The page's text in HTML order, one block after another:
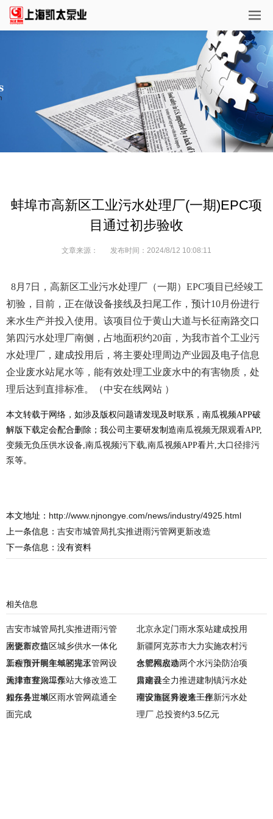
蚌埠市高新区工业污水处理厂(一期)EPC项
目通过初步验收
文章来源： 发布时间： 2024/8/12 10:08:11
8月7日，高新区工业污水处理厂（一期）EPC项目已经竣工
初验，目前，正在做设备接线及扫尾工作，预计10月份进行
来水生产并投入使用。该项目位于黄山大道与长征南路交口
第四污水处理厂南侧，占地面积约20亩，为我市首个工业污
水处理厂，建成投用后，将主要处理周边产业园及电子信息
企业废水站尾水等，能有效处理工业废水中的有害物质，处
理后达到直排标准。（中安在线网站 ）
本文转载于网络，如涉及版权问题请发现及时联系，南瓜视频APP破
解版下载定会配合删除；我公司主要研发制造南瓜视频无限观看APP,
变频无负压供水设备,南瓜视频污下载,南瓜视频APP看片,大口径排污
泵等。
本文地址： http://www.njnongye.com/news/industry/4925.html
上一条信息： 吉安市城管局扎实推进雨污管网更新改造
下一条信息：没有资料
相关信息
吉安市城管局扎实推进雨污管
网更新改造
北京永定门雨水泵站建成投用
上饶市广信区城乡供水一体化
工程预计明年年初完工
新疆阿克苏市大力实施农村污
水管网改造
新余市开展主城区排水管网设
施排查整治工作
合肥拟启动两个水污染防治项
目建设
天津市宜兴埠泵站大修改造工
程任务过半
肃南县全力推进建制镇污水处
理设施提升改造工作
如东县主城区雨水管网疏通全
面完成
南安市区将迎来一座新污水处
理厂 总投资约3.5亿元